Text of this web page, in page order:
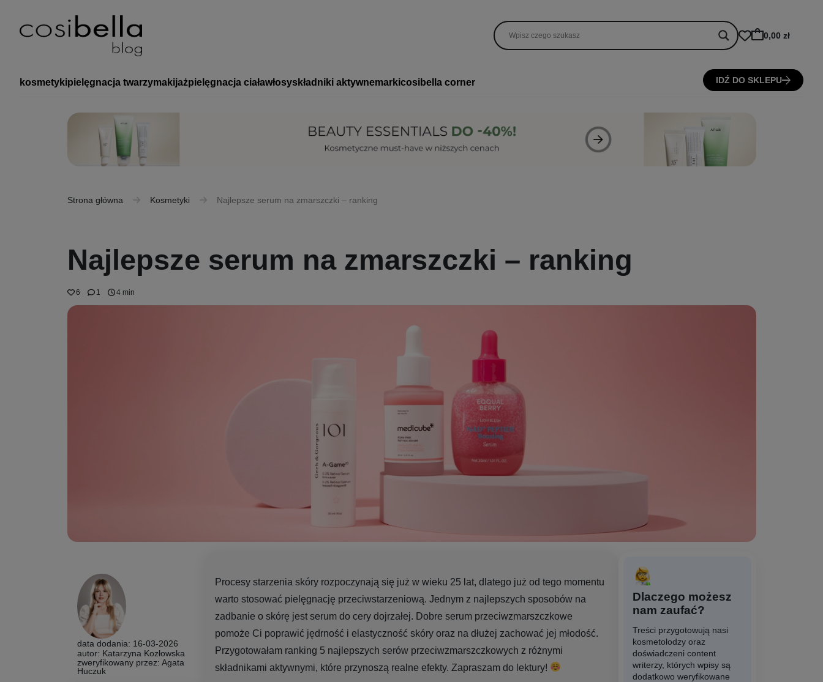
0,00 zł
kosmetykipielęgnacja twarzymakijażpielęgnacja ciaławłosyskładniki aktywnemarkicosibella corner IDŹ DO SKLEPU
Strona główna Kosmetyki Najlepsze serum na zmarszczki – ranking
Najlepsze serum na zmarszczki – ranking
6 1 4 min
data dodania: 16-03-2026
autor: Katarzyna Kozłowska
zweryfikowany przez: Agata
Huczuk
Procesy starzenia skóry rozpoczynają się już w wieku 25 lat, dlatego już od tego momentu
warto stosować pielęgnację przeciwstarzeniową. Jednym z najlepszych sposobów na
zadbanie o skórę jest serum do cery dojrzałej. Dobre serum przeciwzmarszczkowe
pomoże Ci poprawić jędrność i elastyczność skóry oraz na dłużej zachować jej młodość.
Przygotowałam ranking 5 najlepszych serów przeciwzmarszczkowych z różnymi
składnikami aktywnymi, które przynoszą realne efekty. Zapraszam do lektury!
Dlaczego możesz
nam zaufać?
Treści przygotowują nasi
kosmetolodzy oraz
doświadczeni content
writerzy, których wpisy są
dodatkowo weryfikowane